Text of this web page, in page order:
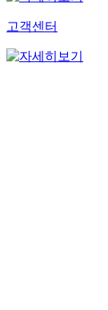
고객센터